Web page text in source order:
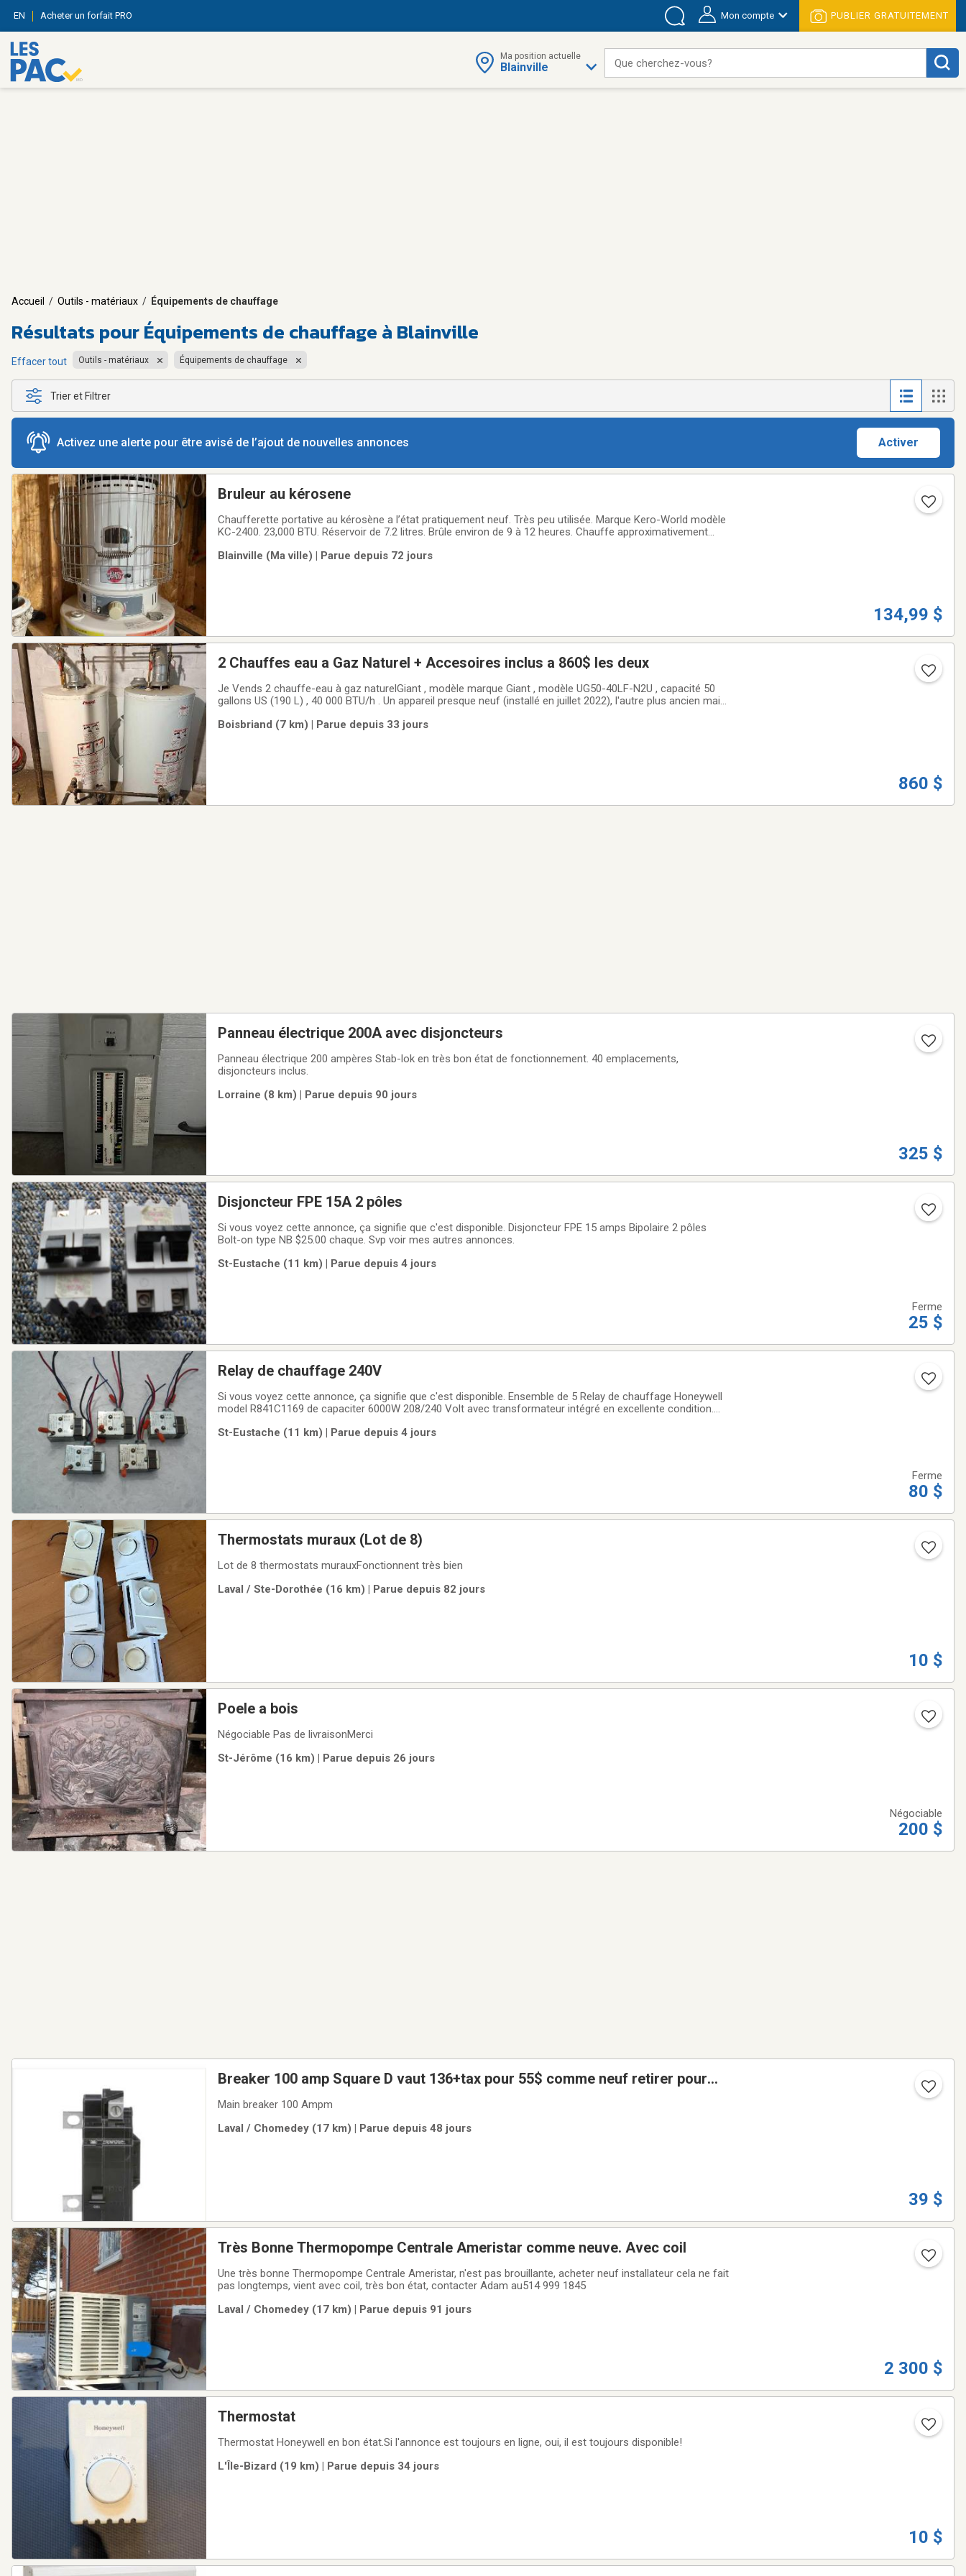
EN Acheter un forfait PRO Mon compte PUBLIER GRATUITEMENT
Ma position actuelle
Blainville Que cherchez-vous?
Accueil / Outils - matériaux / Équipements de chauffage
Résultats pourÉquipements de chauffage à Blainville
Effacer tout Outils - matériaux Équipements de chauffage
Trier et Filtrer
Activez une alerte pour être avisé de l’ajout de nouvelles annonces Activer
Bruleur au kérosene
Chaufferette portative au kérosène a l’état pratiquement neuf. Très peu utilisée. Marque Kero-World modèle
KC-2400. 23,000 BTU. Réservoir de 7.2 litres. Brûle environ de 9 à 12 heures. Chauffe approximativement
ignition et manuelle.
Blainville (Ma ville) | Parue depuis 72 jours
134,99 $
2 Chauffes eau a Gaz Naturel + Accesoires inclus a 860$ les deux
Je Vends 2 chauffe-eau à gaz naturelGiant , modèle marque Giant , modèle UG50-40LF-N2U , capacité 50
gallons US (190 L) , 40 000 BTU/h . Un appareil presque neuf (installé en juillet 2022), l'autre plus ancien mais
accesoires inclus a
Boisbriand (7 km) | Parue depuis 33 jours
860 $
Panneau électrique 200A avec disjoncteurs
Panneau électrique 200 ampères Stab-lok en très bon état de fonctionnement. 40 emplacements,
disjoncteurs inclus.
Lorraine (8 km) | Parue depuis 90 jours
325 $
Disjoncteur FPE 15A 2 pôles
Si vous voyez cette annonce, ça signifie que c'est disponible. Disjoncteur FPE 15 amps Bipolaire 2 pôles
Bolt-on type NB $25.00 chaque. Svp voir mes autres annonces.
St-Eustache (11 km) | Parue depuis 4 jours
Ferme
25 $
Relay de chauffage 240V
Si vous voyez cette annonce, ça signifie que c'est disponible. Ensemble de 5 Relay de chauffage Honeywell
model R841C1169 de capaciter 6000W 208/240 Volt avec transformateur intégré en excellente condition.
St-Eustache (11 km) | Parue depuis 4 jours
Ferme
80 $
Thermostats muraux (Lot de 8)
Lot de 8 thermostats murauxFonctionnent très bien
Laval / Ste-Dorothée (16 km) | Parue depuis 82 jours
10 $
Poele a bois
Négociable Pas de livraisonMerci
St-Jérôme (16 km) | Parue depuis 26 jours
Négociable
200 $
Breaker 100 amp Square D vaut 136+tax pour 55$ comme neuf retirer pour
Main breaker 100 Ampm
Laval / Chomedey (17 km) | Parue depuis 48 jours
39 $
Très Bonne Thermopompe Centrale Ameristar comme neuve. Avec coil
Une très bonne Thermopompe Centrale Ameristar, n'est pas brouillante, acheter neuf installateur cela ne fait
pas longtemps, vient avec coil, très bon état, contacter Adam au514 999 1845
Laval / Chomedey (17 km) | Parue depuis 91 jours
2 300 $
Thermostat
Thermostat Honeywell en bon état.Si l'annonce est toujours en ligne, oui, il est toujours disponible!
L'Île-Bizard (19 km) | Parue depuis 34 jours
10 $